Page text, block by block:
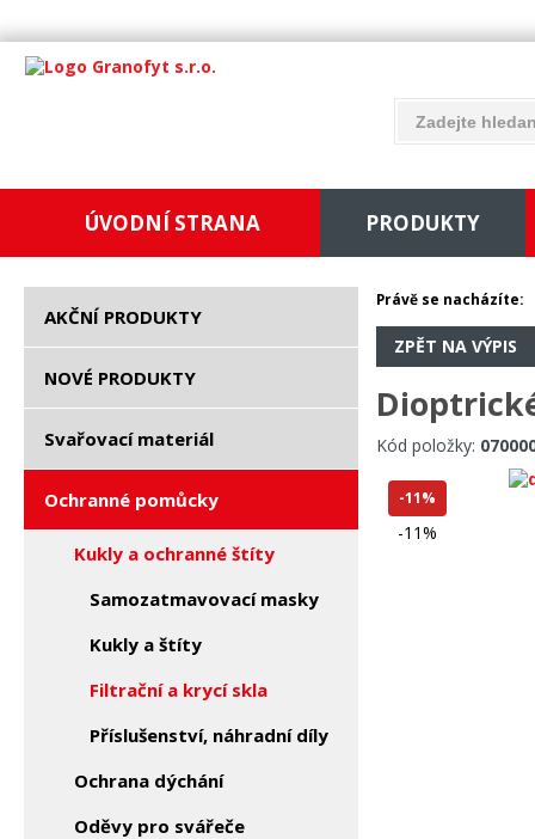
ÚVODNÍ STRANA PRODUKTY
AKČNÍ PRODUKTY
NOVÉ PRODUKTY
Svařovací materiál
Ochranné pomůcky
Kukly a ochranné štíty
Samozatmavovací masky
Kukly a štíty
Filtrační a krycí skla
Příslušenství, náhradní díly
Ochrana dýchání
Oděvy pro svářeče
Právě se nacházíte:
ZPĚT NA VÝPIS
Kód položky:
-11%
-11%